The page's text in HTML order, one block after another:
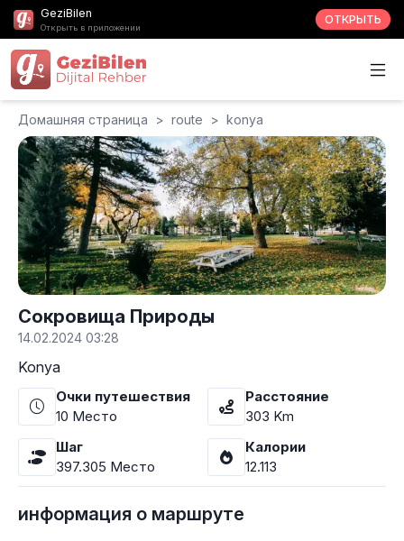
GeziBilen
Открыть в приложении
ОТКРЫТЬ
Домашняя страница > route > konya
Сокровища Природы
14.02.2024 03:28
Konya
Очки путешествия
10 Место
Расстояние
303 Km
Шаг
397.305 Место
Калории
12.113
информация о маршруте